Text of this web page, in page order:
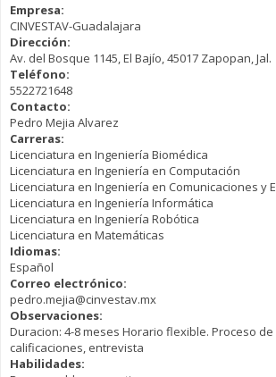
Empresa:
CINVESTAV-Guadalajara
Dirección:
Av. del Bosque 1145, El Bajío, 45017 Zapopan, Jal.
Teléfono:
5522721648
Contacto:
Pedro Mejia Alvarez
Carreras:
Licenciatura en Ingeniería Biomédica
Licenciatura en Ingeniería en Computación
Licenciatura en Ingeniería en Comunicaciones y
Licenciatura en Ingeniería Informática
Licenciatura en Ingeniería Robótica
Licenciatura en Matemáticas
Idiomas:
Español
Correo electrónico:
pedro.mejia@cinvestav.mx
Observaciones:
Duracion: 4-8 meses Horario flexible. Proceso
calificaciones, entrevista
Habilidades: